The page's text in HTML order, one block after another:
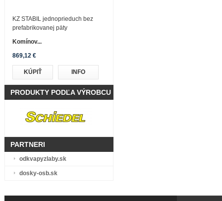
KZ STABIL jednoprieduch bez
prefabrikovanej päty
Komínov...
869,12 €
KÚPIŤ INFO
PRODUKTY PODĽA VÝROBCU
PARTNERI
odkvapyzlaby.sk
dosky-osb.sk